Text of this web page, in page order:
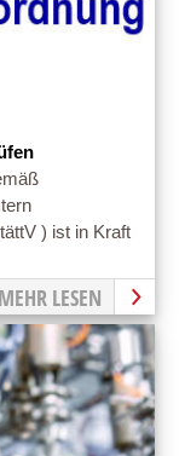
) ist in Kraft
MEHR LESEN